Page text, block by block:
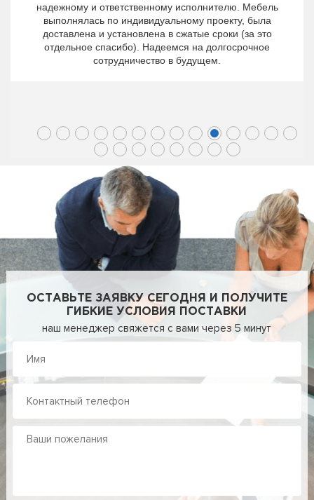
надежному и ответственному исполнителю. Мебель
выполнялась по индивидуальному проекту, была
доставлена и установлена в сжатые сроки (за это
отдельное спасибо). Надеемся на долгосрочное
сотрудничество в будущем.
ОСТАВЬТЕ ЗАЯВКУ СЕГОДНЯ И ПОЛУЧИТЕ
ГИБКИЕ УСЛОВИЯ ПОСТАВКИ
наш менеджер свяжется с вами через 5 минут